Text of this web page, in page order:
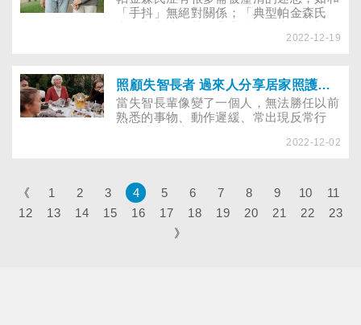
吸收，該怎麼吃？讓醫師解答用藥疑問。
「手抖」無絕對關係；「典型帕金森氏
到底「典型、非典型」的症狀、治療成效
來復健？
2022-12-19
照顧失智長者 過來人分享居家照護這樣做避免累倒
當失智長輩像變了一個人，無法勝任以前
熟悉的事物、動作遲緩、常出現反常行
師……照顧者長期照護常會很疲累。過來
2022-12-02
《 1 2 3 4 5 6 7 8 9 10
11
12
13 14 15 16 17 18 19 20 21 22
23
》